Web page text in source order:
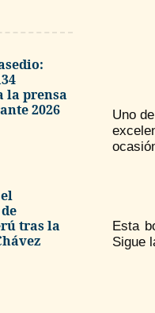
la prensa
2026
tras la
Uno
Esta
Sigue